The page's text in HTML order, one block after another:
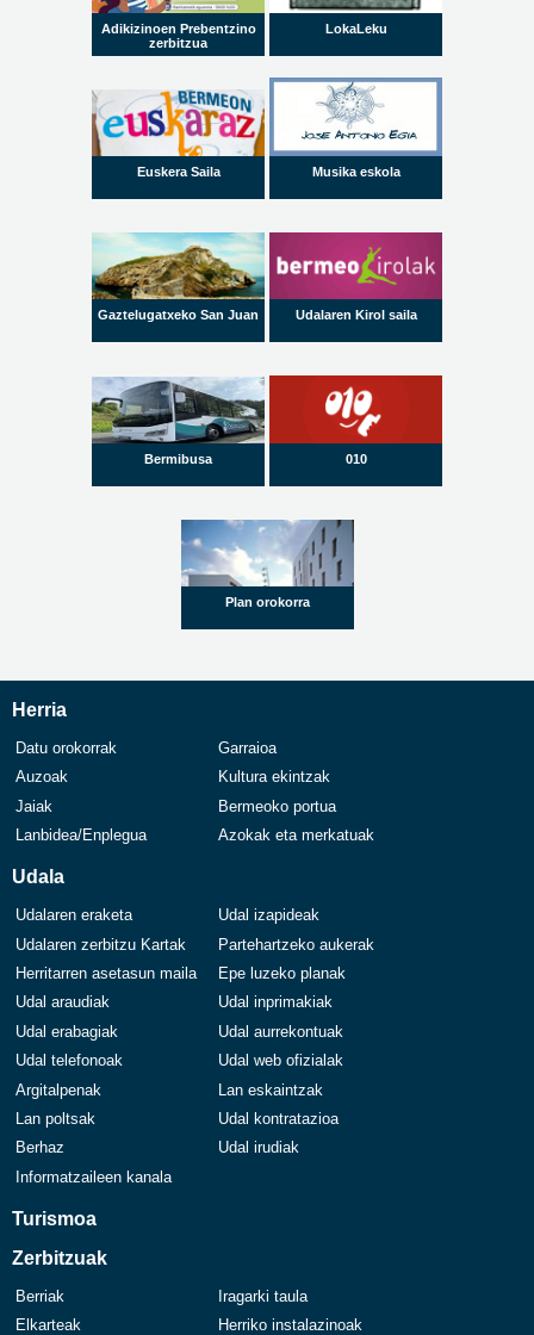
Adikizinoen Prebentzino
zerbitzua
LokaLeku
Euskera Saila Musika eskola
Gaztelugatxeko San Juan Udalaren Kirol saila
Bermibusa 010
Plan orokorra
Herria
Datu orokorrak
Garraioa
Auzoak
Kultura ekintzak
Jaiak
Bermeoko portua
Lanbidea/Enplegua
Azokak eta merkatuak
Udala
Udalaren eraketa
Udal izapideak
Udalaren zerbitzu Kartak
Partehartzeko aukerak
Herritarren asetasun maila
Epe luzeko planak
Udal araudiak
Udal inprimakiak
Udal erabagiak
Udal aurrekontuak
Udal telefonoak
Udal web ofizialak
Argitalpenak
Lan eskaintzak
Lan poltsak
Udal kontratazioa
Berhaz
Udal irudiak
Informatzaileen kanala
Turismoa
Zerbitzuak
Berriak
Iragarki taula
Elkarteak
Herriko instalazinoak